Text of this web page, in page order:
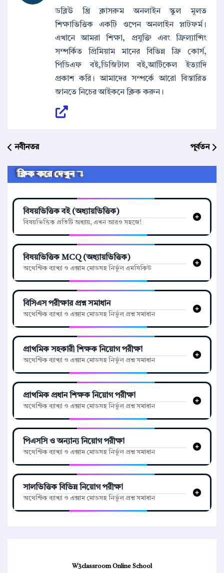
ডব্লিউ থ্রি ক্লাসরুম অনলাইন স্কুল মূলত
শিক্ষাভিত্তিক একটি ওপেন অনলাইন প্লাটফর্ম।
এখানে আমরা শিক্ষা, প্রযুক্তি এবং ফ্রিল্যান্সিং
সম্পর্কিত প্রিমিয়াম মানের বিভিন্ন ফ্রি কোর্স,
পিডিএফ বই,ডিজিটাল বই,আর্টিকেল ইত্যাদি
প্রকাশ করি। আমাদের সম্পর্কে আরো বিস্তারিত
জানতে নিচের আইকনে ক্লিক করুন।
নবীনতর পূর্বতন
ক্লিক করে দেখুন ↴
বিষয়ভিত্তিক বই (অধ্যায়ভিত্তিক)
বিষয়ভিত্তিক প্রতিটি অধ্যায়, এখন আরও সহজে!
বিষয়ভিত্তিক MCQ (অধ্যায়ভিত্তিক)
অথেন্টিক ব্যাখ্যা ও এক্সাম মোডসহ নির্ভুল এমসিকিউ
বিসিএস পরীক্ষার প্রশ্ন সমাধান
অথেন্টিক ব্যাখ্যা ও এক্সাম মোডসহ নির্ভুল প্রশ্ন সমাধান
প্রাথমিক সহকারী শিক্ষক নিয়োগ পরীক্ষা
অথেন্টিক ব্যাখ্যা ও এক্সাম মোডসহ নির্ভুল প্রশ্ন সমাধান
প্রাথমিক প্রধান শিক্ষক নিয়োগ পরীক্ষা
অথেন্টিক ব্যাখ্যা ও এক্সাম মোডসহ নির্ভুল প্রশ্ন সমাধান
পিএসসি ও অন্যান্য নিয়োগ পরীক্ষা
অথেন্টিক ব্যাখ্যা ও এক্সাম মোডসহ নির্ভুল প্রশ্ন সমাধান
সালভিত্তিক বিভিন্ন নিয়োগ পরীক্ষা
অথেন্টিক ব্যাখ্যা ও এক্সাম মোডসহ নির্ভুল প্রশ্ন সমাধান
W3classroom Online School